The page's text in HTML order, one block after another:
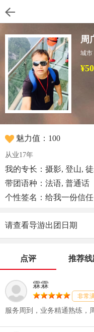
周
城市
魅力值：100
从业17年
我的专长：摄影, 登山,
带团语种：法语, 普通话
个性签名：给我一份信
请查看导游出团日期
点评 推荐线
霖霖
非常
服务周到，业务精通熟练，